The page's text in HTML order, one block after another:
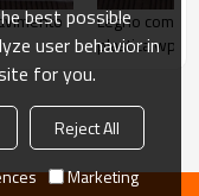
Legno
plastica wpc
best possible
user behavior in
for you.
Reject All
Marketing